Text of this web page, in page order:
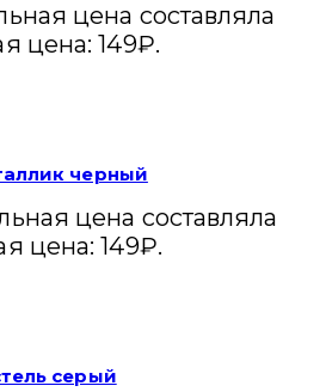
цена составляла
цена: 149₽.
черный
цена составляла
цена: 149₽.
серый